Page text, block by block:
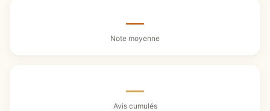
—
Note moyenne
—
Avis cumulés